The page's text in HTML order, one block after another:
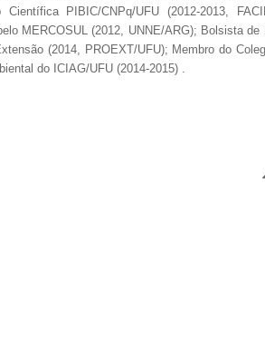
PIBIC/CNPq/UFU (2012-2013,
MERCOSUL (2012, UNNE/ARG); Bolsista
(2014, PROEXT/UFU); Membro do
do ICIAG/UFU (2014-2015) .